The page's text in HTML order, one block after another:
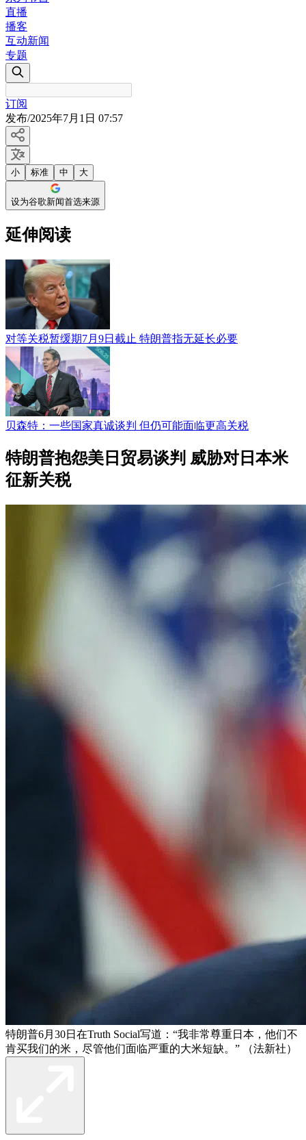
直播
播客
互动新闻
专题
订阅
发布/2025年7月1日 07:57
小 标准 中 大
设为谷歌新闻首选来源
延伸阅读
对等关税暂缓期7月9日截止 特朗普指无延长必要
贝森特：一些国家真诚谈判 但仍可能面临更高关税
特朗普抱怨美日贸易谈判 威胁对日本米
征新关税
特朗普6月30日在Truth Social写道：“我非常尊重日本，他们不
肯买我们的米，尽管他们面临严重的大米短缺。” （法新社）